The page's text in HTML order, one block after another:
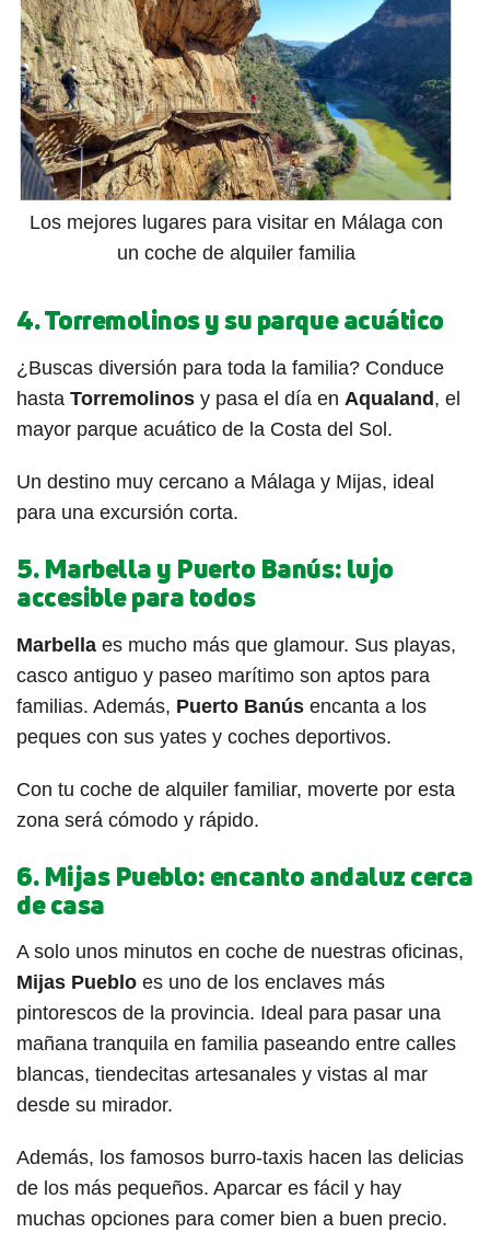
Los mejores lugares para visitar en Málaga con
un coche de alquiler familia
4. Torremolinos y su parque acuático
¿Buscas diversión para toda la familia? Conduce
hasta Torremolinos y pasa el día en Aqualand, el
mayor parque acuático de la Costa del Sol.
Un destino muy cercano a Málaga y Mijas, ideal
para una excursión corta.
5. Marbella y Puerto Banús: lujo
accesible para todos
Marbella es mucho más que glamour. Sus playas,
casco antiguo y paseo marítimo son aptos para
familias. Además, Puerto Banús encanta a los
peques con sus yates y coches deportivos.
Con tu coche de alquiler familiar, moverte por esta
zona será cómodo y rápido.
6. Mijas Pueblo: encanto andaluz cerca
de casa
A solo unos minutos en coche de nuestras oficinas,
Mijas Pueblo es uno de los enclaves más
pintorescos de la provincia. Ideal para pasar una
mañana tranquila en familia paseando entre calles
blancas, tiendecitas artesanales y vistas al mar
desde su mirador.
Además, los famosos burro-taxis hacen las delicias
de los más pequeños. Aparcar es fácil y hay
muchas opciones para comer bien a buen precio.